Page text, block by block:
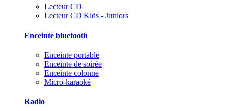
Lecteur CD
Lecteur CD Kids - Juniors
Enceinte bluetooth
Enceinte portable
Enceinte de soirée
Enceinte colonne
Micro-karaoké
Radio